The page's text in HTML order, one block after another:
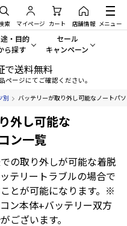
索 マイページ カート 店舗情報 メニュー
みる
・目的
ら探す
般向けパソコン
ーミングPC・ゲーム向けパソコン
リエイティブ向け
ジネス向けパソコン
習向けパソコン
ペック/パーツ別
セール
キャンペーン
セール・キャンペー
期間限定セール
おすすめ目玉パソコン
今イチオシのパソコンをピ
Windows 11
で送料無料
ページにてご確認ください。
別 バッテリーが取り外し可能なノートパ
外し可能な
ン一覧
の取り外しが可能な着脱
テリートラブルの場合で
とが可能になります。※
ン本体+バッテリー双方
ございます。